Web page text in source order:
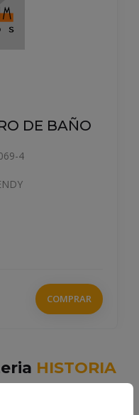
DE BAÑO
4
COMPRAR
HISTORIA